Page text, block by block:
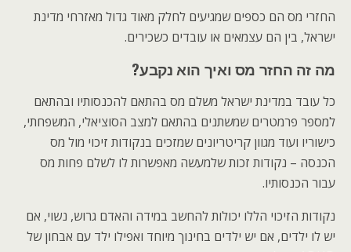
החזרי מס הם כספים שמגיעים לחלק מאוד גדול מאזרחי מדינת
ישראל, בין הם עצמאים או עובדים כשכירים.
מה זה החזר מס ואיך הוא נקבע?
כל עובד במדינת ישראל משלם מס בהתאם להכנסותיו ובהתאם
למספר פרמטרים שמשתנים בהתאם למצב הסוציאלי, המשפחתי,
כישוריו ועוד מגוון קריטריונים שמזכים בנקודות זיכוי מול מס
הכנסה – נקודות זכות שלמעשה מאפשרות לו לשלם פחות מס
עבור הכנסותיו.
נקודות הזיכוי הללו יכולות להחשב במידה והאדם גרוש, נשוי, אם
יש לו ילדים, אם יש ילדים בחינוך מיוחד ואפילו ילד עם אבחון של